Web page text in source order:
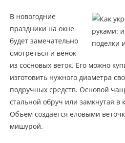
В новогодние
праздники на окне
будет замечательно
смотреться и венок
из сосновых веток. Его можно
изготовить нужного диаметра
подручных средств. Основой
стальной обруч или замкнутая в
Объем создается еловыми
мишурой.